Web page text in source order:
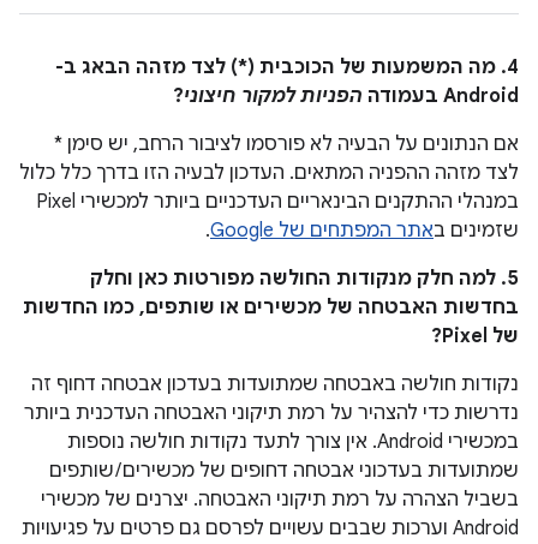
4. מה המשמעות של הכוכבית (*) לצד מזהה הבאג ב-
Android בעמודה
הפניות למקור חיצוני?
אם הנתונים על הבעיה לא פורסמו לציבור הרחב, יש סימן *
לצד מזהה ההפניה המתאים. העדכון לבעיה הזו בדרך כלל כלול
במנהלי ההתקנים הבינאריים העדכניים ביותר למכשירי Pixel
שזמינים באתר המפתחים של Google
.
5. למה חלק מנקודות החולשה מפורטות כאן וחלק
בחדשות האבטחה של מכשירים או שותפים, כמו החדשות
של Pixel?
נקודות חולשה באבטחה שמתועדות בעדכון אבטחה דחוף זה
נדרשות כדי להצהיר על רמת תיקוני האבטחה העדכנית ביותר
במכשירי Android. אין צורך לתעד נקודות חולשה נוספות
שמתועדות בעדכוני אבטחה דחופים של מכשירים / שותפים
בשביל הצהרה על רמת תיקוני האבטחה. יצרנים של מכשירי
Android וערכות שבבים עשויים לפרסם גם פרטים על פגיעויות